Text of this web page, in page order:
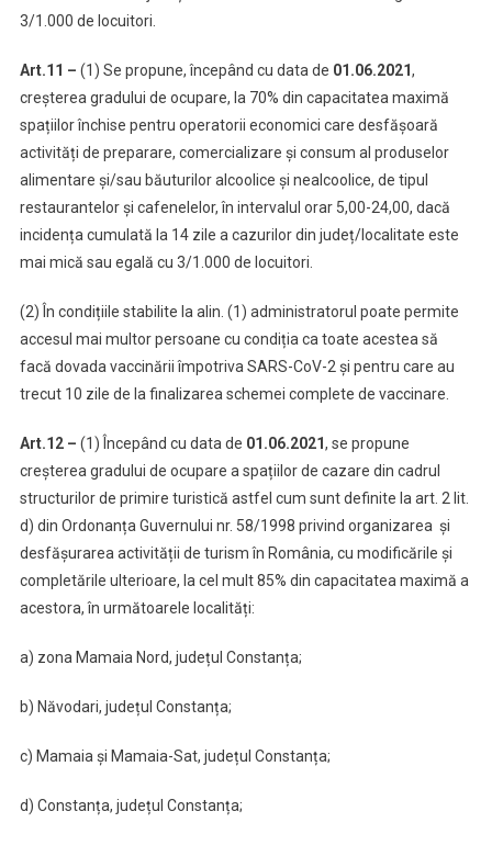
3/1.000 de locuitori.
Art.11 – (1) Se propune, începând cu data de 01.06.2021,
creșterea gradului de ocupare, la 70% din capacitatea maximă
spațiilor închise pentru operatorii economici care desfășoară
activități de preparare, comercializare și consum al produselor
alimentare și/sau băuturilor alcoolice și nealcoolice, de tipul
restaurantelor și cafenelelor, în intervalul orar 5,00-24,00, dacă
incidența cumulată la 14 zile a cazurilor din județ/localitate este
mai mică sau egală cu 3/1.000 de locuitori.
(2) În condițiile stabilite la alin. (1) administratorul poate permite
accesul mai multor persoane cu condiția ca toate acestea să
facă dovada vaccinării împotriva SARS-CoV-2 și pentru care au
trecut 10 zile de la finalizarea schemei complete de vaccinare.
Art.12 – (1) Începând cu data de 01.06.2021, se propune
creșterea gradului de ocupare a spațiilor de cazare din cadrul
structurilor de primire turistică astfel cum sunt definite la art. 2 lit.
d) din Ordonanța Guvernului nr. 58/1998 privind organizarea și
desfășurarea activității de turism în România, cu modificările și
completările ulterioare, la cel mult 85% din capacitatea maximă a
acestora, în următoarele localități:
a) zona Mamaia Nord, județul Constanța;
b) Năvodari, județul Constanța;
c) Mamaia și Mamaia-Sat, județul Constanța;
d) Constanța, județul Constanța;